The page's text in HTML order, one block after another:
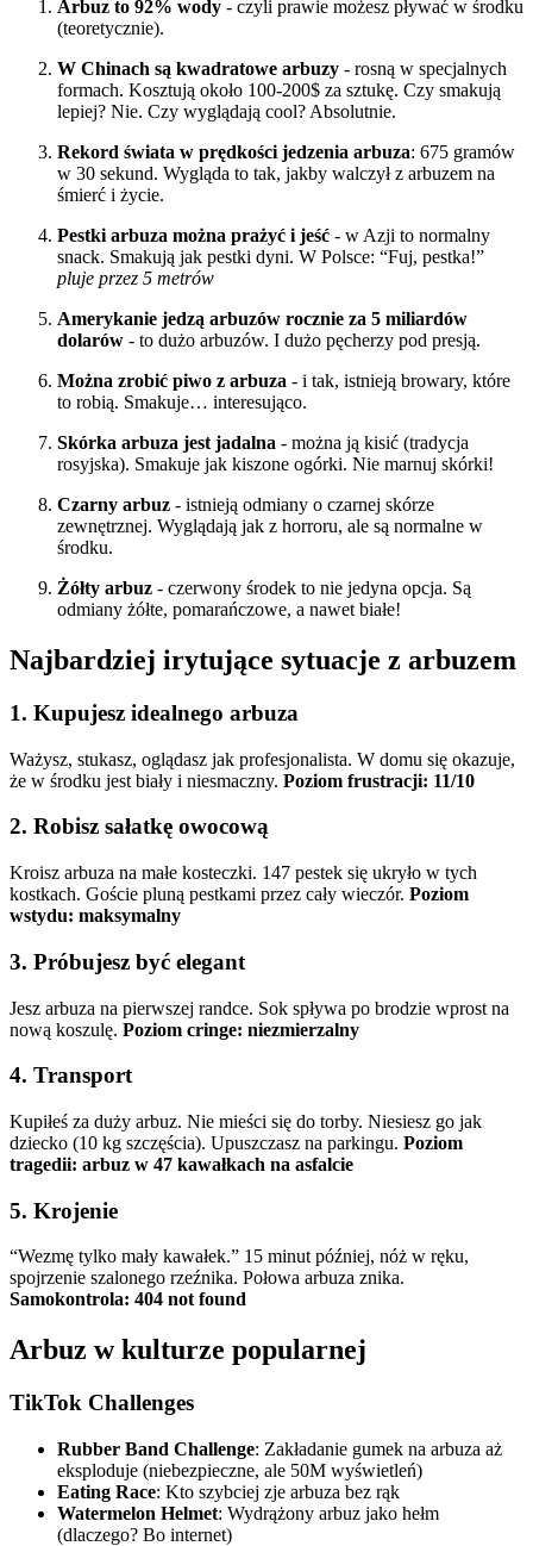
Arbuz to 92% wody - czyli prawie możesz pływać w środku
(teoretycznie).
W Chinach są kwadratowe arbuzy - rosną w specjalnych
formach. Kosztują około 100-200$ za sztukę. Czy smakują
lepiej? Nie. Czy wyglądają cool? Absolutnie.
Rekord świata w prędkości jedzenia arbuza: 675 gramów
w 30 sekund. Wygląda to tak, jakby walczył z arbuzem na
śmierć i życie.
Pestki arbuza można prażyć i jeść - w Azji to normalny
snack. Smakują jak pestki dyni. W Polsce: “Fuj, pestka!”
pluje przez 5 metrów
Amerykanie jedzą arbuzów rocznie za 5 miliardów
dolarów - to dużo arbuzów. I dużo pęcherzy pod presją.
Można zrobić piwo z arbuza - i tak, istnieją browary, które
to robią. Smakuje… interesująco.
Skórka arbuza jest jadalna - można ją kisić (tradycja
rosyjska). Smakuje jak kiszone ogórki. Nie marnuj skórki!
Czarny arbuz - istnieją odmiany o czarnej skórze
zewnętrznej. Wyglądają jak z horroru, ale są normalne w
środku.
Żółty arbuz - czerwony środek to nie jedyna opcja. Są
odmiany żółte, pomarańczowe, a nawet białe!
Najbardziej irytujące sytuacje z arbuzem
1. Kupujesz idealnego arbuza
Ważysz, stukasz, oglądasz jak profesjonalista. W domu się okazuje,
że w środku jest biały i niesmaczny. Poziom frustracji: 11/10
2. Robisz sałatkę owocową
Kroisz arbuza na małe kosteczki. 147 pestek się ukryło w tych
kostkach. Goście pluną pestkami przez cały wieczór. Poziom
wstydu: maksymalny
3. Próbujesz być elegant
Jesz arbuza na pierwszej randce. Sok spływa po brodzie wprost na
nową koszulę. Poziom cringe: niezmierzalny
4. Transport
Kupiłeś za duży arbuz. Nie mieści się do torby. Niesiesz go jak
dziecko (10 kg szczęścia). Upuszczasz na parkingu. Poziom
tragedii: arbuz w 47 kawałkach na asfalcie
5. Krojenie
“Wezmę tylko mały kawałek.” 15 minut później, nóż w ręku,
spojrzenie szalonego rzeźnika. Połowa arbuza znika.
Samokontrola: 404 not found
Arbuz w kulturze popularnej
TikTok Challenges
Rubber Band Challenge: Zakładanie gumek na arbuza aż
eksploduje (niebezpieczne, ale 50M wyświetleń)
Eating Race: Kto szybciej zje arbuza bez rąk
Watermelon Helmet: Wydrążony arbuz jako hełm
(dlaczego? Bo internet)